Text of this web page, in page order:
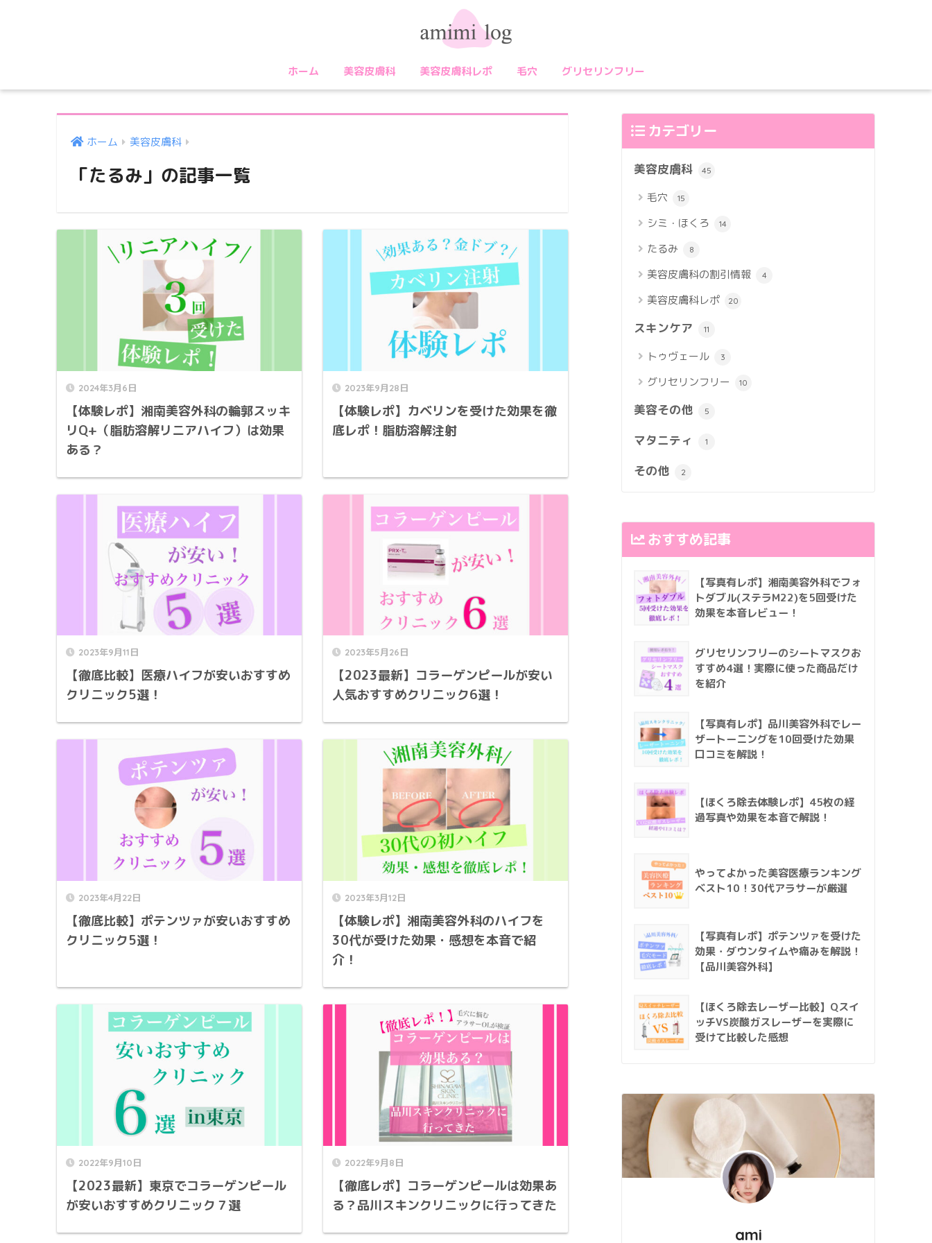
ホーム 美容皮膚科 美容皮膚科レポ 毛穴 グリセリンフリー
ホーム 美容皮膚科
「たるみ」の記事一覧
2024年3月6日
【体験レポ】湘南美容外科の輪郭スッキ
リQ+（脂肪溶解リニアハイフ）は効果
ある？
2023年9月28日
【体験レポ】カベリンを受けた効果を徹
底レポ！脂肪溶解注射
2023年9月11日
【徹底比較】医療ハイフが安いおすすめ
クリニック5選！
2023年5月26日
【2023最新】コラーゲンピールが安い
人気おすすめクリニック6選！
2023年4月22日
【徹底比較】ポテンツァが安いおすすめ
クリニック5選！
2023年3月12日
【体験レポ】湘南美容外科のハイフを
30代が受けた効果・感想を本音で紹
介！
2022年9月10日
【2023最新】東京でコラーゲンピール
が安いおすすめクリニック７選
2022年9月8日
【徹底レポ】コラーゲンピールは効果あ
る？品川スキンクリニックに行ってきた
カテゴリー
美容皮膚科 45
毛穴 15
シミ・ほくろ 14
たるみ 8
美容皮膚科の割引情報 4
美容皮膚科レポ 20
スキンケア 11
トゥヴェール 3
グリセリンフリー 10
美容その他 5
マタニティ 1
その他 2
おすすめ記事
【写真有レポ】湘南美容外科でフォ
トダブル(ステラM22)を5回受けた
効果を本音レビュー！
グリセリンフリーのシートマスクお
すすめ4選！実際に使った商品だけ
を紹介
【写真有レポ】品川美容外科でレー
ザートーニングを10回受けた効果
口コミを解説！
【ほくろ除去体験レポ】45枚の経
過写真や効果を本音で解説！
やってよかった美容医療ランキング
ベスト10！30代アラサーが厳選
【写真有レポ】ポテンツァを受けた
効果・ダウンタイムや痛みを解説！
【品川美容外科】
【ほくろ除去レーザー比較】Qスイ
ッチVS炭酸ガスレーザーを実際に
受けて比較した感想
ami